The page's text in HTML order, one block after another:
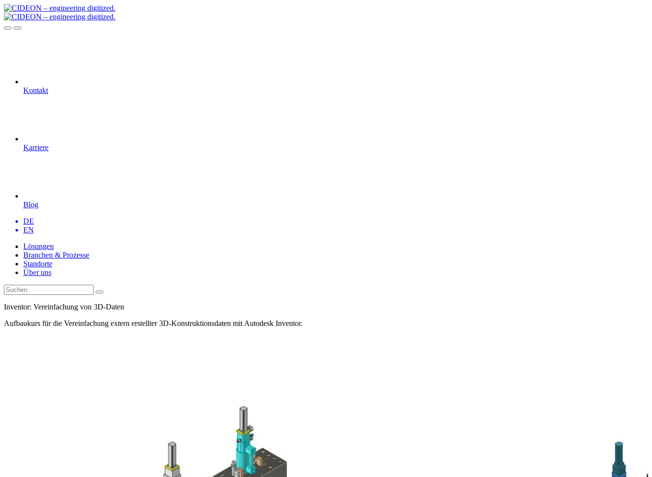
Kontakt
Karriere
Blog
DE
EN
Lösungen
Branchen & Prozesse
Standorte
Über uns
Inventor: Vereinfachung von 3D-Daten
Aufbaukurs für die Vereinfachung extern erstellter 3D-Konstruktionsdaten mit Autodesk Inventor.